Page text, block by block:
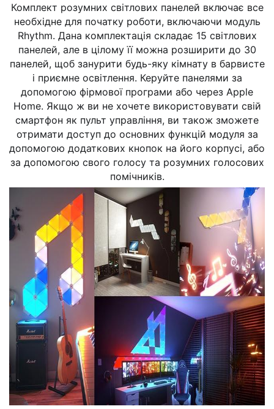
Комплект розумних світлових панелей включає все
необхідне для початку роботи, включаючи модуль
Rhythm. Дана комплектація складає 15 світлових
панелей, але в цілому її можна розширити до 30
панелей, щоб занурити будь-яку кімнату в барвисте
і приємне освітлення. Керуйте панелями за
допомогою фірмової програми або через Apple
Home. Якщо ж ви не хочете використовувати свій
смартфон як пульт управління, ви також зможете
отримати доступ до основних функцій модуля за
допомогою додаткових кнопок на його корпусі, або
за допомогою свого голосу та розумних голосових
помічників.